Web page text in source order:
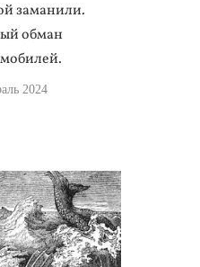
заманили.
обман
2024